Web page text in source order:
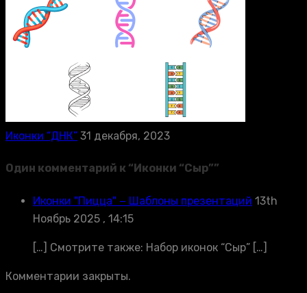
Иконки “ДНК” 31 декабря, 2023
Один комментарий к “ Иконки “Сыр””
Иконки "Пицца" − Шаблоны презентаций 13th
Ноябрь 2025 , 14:15
[…] Смотрите также: Набор иконок “Сыр” […]
Комментарии закрыты.